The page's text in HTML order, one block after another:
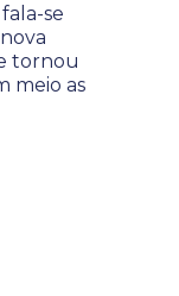
se
tornou
meio as